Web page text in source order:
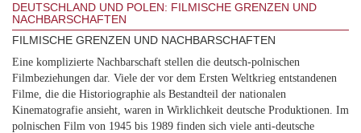
DEUTSCHLAND UND POLEN: FILMISCHE GRENZEN UND
NACHBARSCHAFTEN
FILMISCHE GRENZEN UND NACHBARSCHAFTEN
Eine komplizierte Nachbarschaft stellen die deutsch-polnischen
Filmbeziehungen dar. Viele der vor dem Ersten Weltkrieg entstandenen
Filme, die die Historiographie als Bestandteil der nationalen
Kinematografie ansieht, waren in Wirklichkeit deutsche Produktionen. Im
polnischen Film von 1945 bis 1989 finden sich viele anti-deutsche